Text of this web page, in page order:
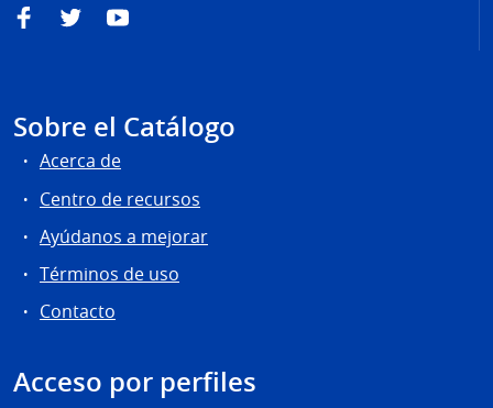
FacebookTwitterYouTube
Sobre el Catálogo
Acerca de
Centro de recursos
Ayúdanos a mejorar
Términos de uso
Contacto
Acceso por perfiles